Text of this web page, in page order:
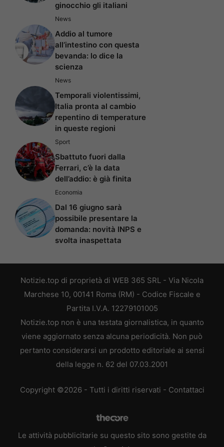
ginocchio gli italiani
News
Addio al tumore
all’intestino con questa
bevanda: lo dice la
scienza
News
Temporali violentissimi,
Italia pronta al cambio
repentino di temperature
in queste regioni
Sport
Sbattuto fuori dalla
Ferrari, c’è la data
dell’addio: è già finita
Economia
Dal 16 giugno sarà
possibile presentare la
domanda: novità INPS e
svolta inaspettata
Notizie.top di proprietà di WEB 365 SRL - Via Nicola
Marchese 10, 00141 Roma (RM) - Codice Fiscale e
Partita I.V.A. 12279101005
Notizie.top non è una testata giornalistica, in quanto
viene aggiornato senza alcuna periodicità. Non può
pertanto considerarsi un prodotto editoriale ai sensi
della legge n. 62 del 07.03.2001
Copyright ©2026 - Tutti i diritti riservati - Contattaci
Le attività pubblicitarie su questo sito sono gestite da